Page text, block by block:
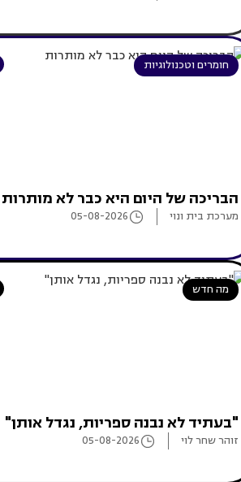
חומרים וטכנולוגיות
הבריכה של היום היא כבר לא מותרות
מערכת בית ונוי 05-08-2026
מה חדש
"בעתיד לא נבנה ספריות, נגדל אותן"
זוהר שחר לוי 05-08-2026